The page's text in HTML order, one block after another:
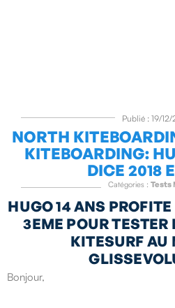
Publié : 19/12/
NORTH
KITEBOARDING:
DICE 2018
Catégories : Tests
HUGO 14 ANS
3EME POUR TESTER
KITESURF AU
Bonjour,